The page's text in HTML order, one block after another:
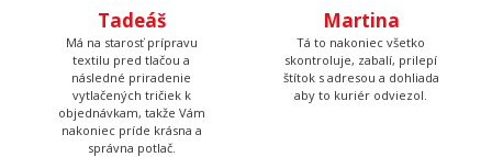
Tadeáš
Má na starosť prípravu
textilu pred tlačou a
následné priradenie
vytlačených tričiek k
objednávkam, takže Vám
nakoniec príde krásna a
správna potlač.
Martina
Tá to nakoniec všetko
skontroluje, zabalí, prilepí
štítok s adresou a dohliada
aby to kuriér odviezol.